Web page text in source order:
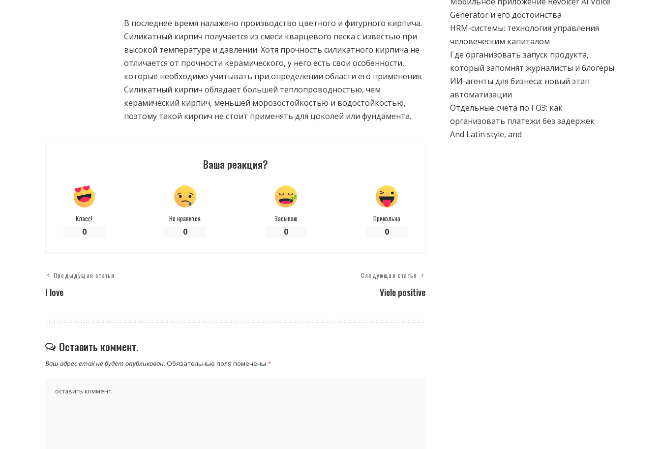
В последнее время налажено производство цветного и фигурного кирпича.
Силикатный кирпич получается из смеси кварцевого песка с известью при
высокой температуре и давлении. Хотя прочность силикатного кирпича не
отличается от прочности керамического, у него есть свои особенности,
которые необходимо учитывать при определении области его применения.
Силикатный кирпич обладает большей теплопроводностью, чем
керамический кирпич, меньшей морозостойкостью и водостойкостью,
поэтому такой кирпич не стоит применять для цоколей или фундамента.
Ваша реакция?
Класс!
0
Не нравится
0
Засыпаю
0
Прикольно
0
Предыдущая статья
I love
Следующая статья
Viele positive
Оставить коммент.
Ваш адрес email не будет опубликован. Обязательные поля помечены *
Generator и его достоинства
HRM-системы: технология управления
человеческим капиталом
Где организовать запуск продукта,
который запомнят журналисты и блогеры
ИИ-агенты для бизнеса: новый этап
автоматизации
Отдельные счета по ГОЗ: как
организовать платежи без задержек
And Latin style, and